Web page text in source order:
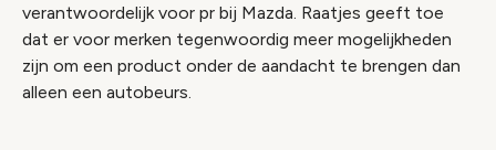
verantwoordelijk voor pr bij Mazda. Raatjes geeft toe
dat er voor merken tegenwoordig meer mogelijkheden
zijn om een product onder de aandacht te brengen dan
alleen een autobeurs.